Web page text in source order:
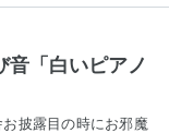
「白いピアノ
披露目の時にお邪魔